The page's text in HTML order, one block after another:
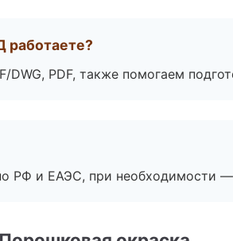
работаете?
DWG, PDF, также помогаем
РФ и ЕАЭС, при необходимости —